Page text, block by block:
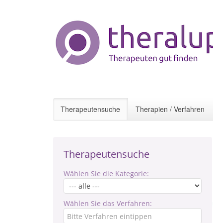
Therapeutensuche Therapien / Verfahren
Therapeutensuche
Wählen Sie die Kategorie:
Wählen Sie das Verfahren: